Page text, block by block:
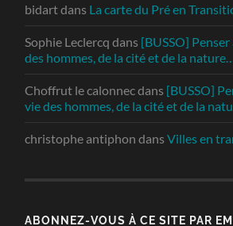
bidartdans La carte du Pré en
Sophie Leclercq dans [BUSSO]
des hommes, de la cité et de la nature…
Choffrut le calonnecdans [BUSSO]
vie des hommes, de la cité et de la
christophe antiphon dansVilles en
ABONNEZ-VOUS À CE SITE PAR